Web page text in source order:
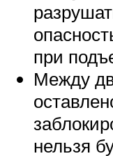
при
Между
нельзя